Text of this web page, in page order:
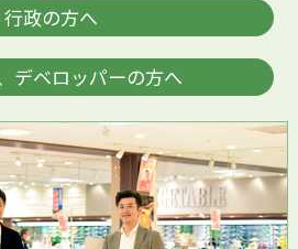
政の方へ
デベロッパーの方へ